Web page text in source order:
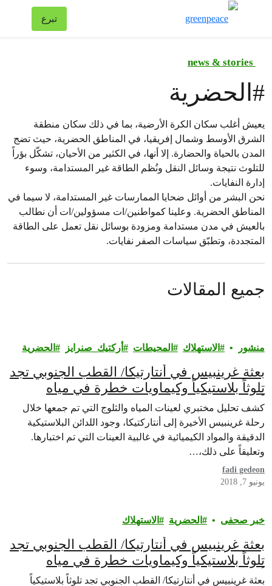
تبرع
# الحضرية
يعيش أغلب سكان الكرة الأرضية، بما في ذلك سكان منطقة
الشرق الأوسط وشمال إفريقيا، في المناطق الحضرية، حيث تضج
المدن بالحياة والحضارة. إلا أنها، في الكثير من الأحيان، تشكّل بؤراً
للتلوث نتيجة وسائل النقل ونُظم الطاقة غير المستدامة، وسوء
إدارة النفايات.
نحن البشر من أوائل ضحايا الممارسات غير المستدامة، لا سيما في
المناطق الحضرية. وعلينا كمواطنين/ات مسؤولين/ات أن نطالب
بالعيش في مدن مستدامة ومزودة بوسائل نقل تعمل على الطاقة
المتجددة، وتطبّق سياسات الصفر نفايات.
جميع المقالات
منشور الاستهلاك المحيطات أركتيك_صنرايز الحضرية
بعثة غرينبيس في أنتارتيكا/ القطب الجنوبي تجد
تلوثاً بلاستيكياً وكيماويات خطرة في مياه
أنتاركتيكا
كشف تحليل مختبري لعينات المياه والثلوج التي تم جمعها خلال
رحلة غرينبيس الأخيرة إلى أنتاركتيكا، وجود اللدائن البلاستيكية
الدقيقة والمواد الكيميائية في غالبية العينات التي تم اختبارها.
وتعليقاً على ذلك،…
fadi gedeon
يونيو 7, 2018
خبر صحفى الحضرية الاستهلاك
بعثة غرينبيس في أنتارتيكا/ القطب الجنوبي تجد
تلوثاً بلاستيكياً وكيماويات خطرة في مياه
أنتاركتيكا
بعثة غرينبيس في أنتارتيكا/ القطب الجنوبي تجد تلوثاً بلاستيكياً